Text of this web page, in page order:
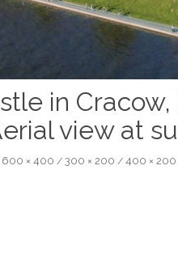
in
view at
600 × 400 / 300 × 200 / 400 × 200